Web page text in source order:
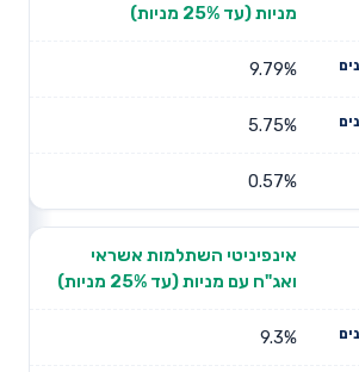
מניות (עד 25% מניות)
9.79%
5.75%
0.57%
אינפיניטי השתלמות אשראי
ואג"ח עם מניות (עד 25% מניות)
9.3%